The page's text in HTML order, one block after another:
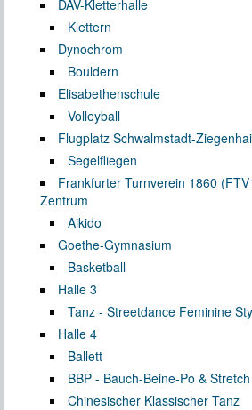
DAV-Kletterhalle
Klettern
Dynochrom
Bouldern
Elisabethenschule
Volleyball
Flugplatz Schwalmstadt-
Segelfliegen
Frankfurter Turnverein 1860
Zentrum
Aikido
Goethe-Gymnasium
Basketball
Halle 3
Tanz - Streetdance Feminine
Halle 4
Ballett
BBP - Bauch-Beine-Po & Stretch
Chinesischer Klassischer Tanz